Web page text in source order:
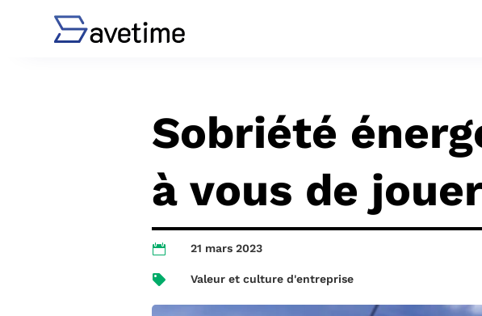
Sobriété
à vous de
 21 mars 2023
 Valeur et culture d'entreprise